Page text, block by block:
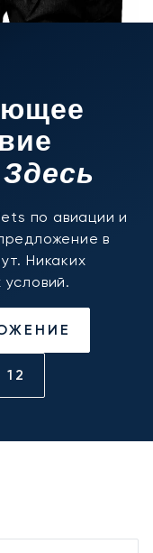
по авиации и
в
Никаких
условий.